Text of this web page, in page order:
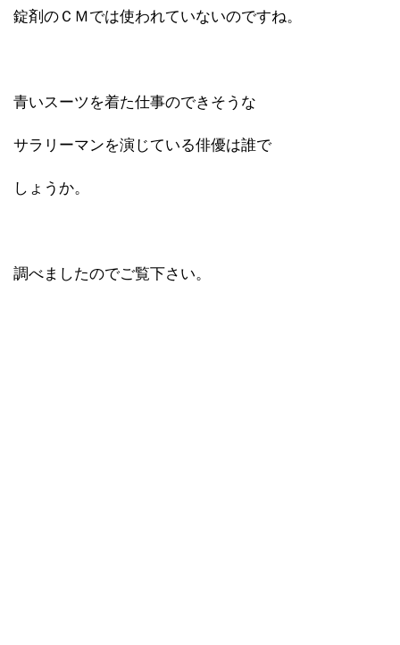
錠剤のＣＭでは使われていないのですね。
青いスーツを着た仕事のできそうな
サラリーマンを演じている俳優は誰で
しょうか。
調べましたのでご覧下さい。